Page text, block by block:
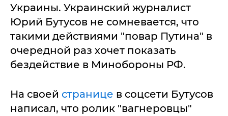
Украины. Украинский журналист
Юрий Бутусов не сомневается, что
такими действиями "повар Путина" в
очередной раз хочет показать
бездействие в Минобороны РФ.
На своей странице в соцсети Бутусов
написал, что ролик "вагнеровцы"